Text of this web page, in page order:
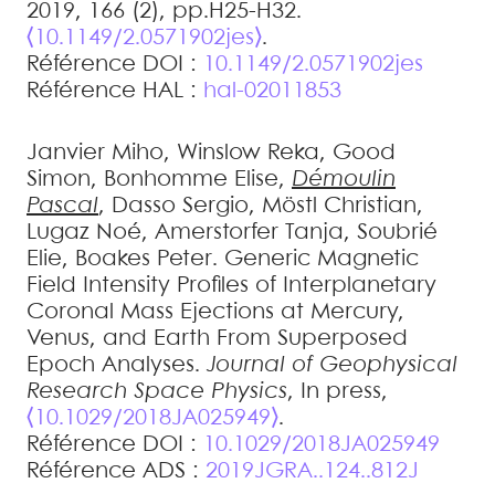
2019, 166 (2), pp.H25-H32.
⟨10.1149/2.0571902jes⟩.
Référence DOI :
10.1149/2.0571902jes
Référence HAL : hal-02011853
Janvier Miho, Winslow Reka, Good
Simon, Bonhomme Elise, Démoulin
Pascal, Dasso Sergio, Möstl Christian,
Lugaz Noé, Amerstorfer Tanja, Soubrié
Elie, Boakes Peter. Generic Magnetic
Field Intensity Profiles of Interplanetary
Coronal Mass Ejections at Mercury,
Venus, and Earth From Superposed
Epoch Analyses. Journal of Geophysical
Research Space Physics, In press,
⟨10.1029/2018JA025949⟩.
Référence DOI :
10.1029/2018JA025949
Référence ADS : 2019JGRA..124..812J